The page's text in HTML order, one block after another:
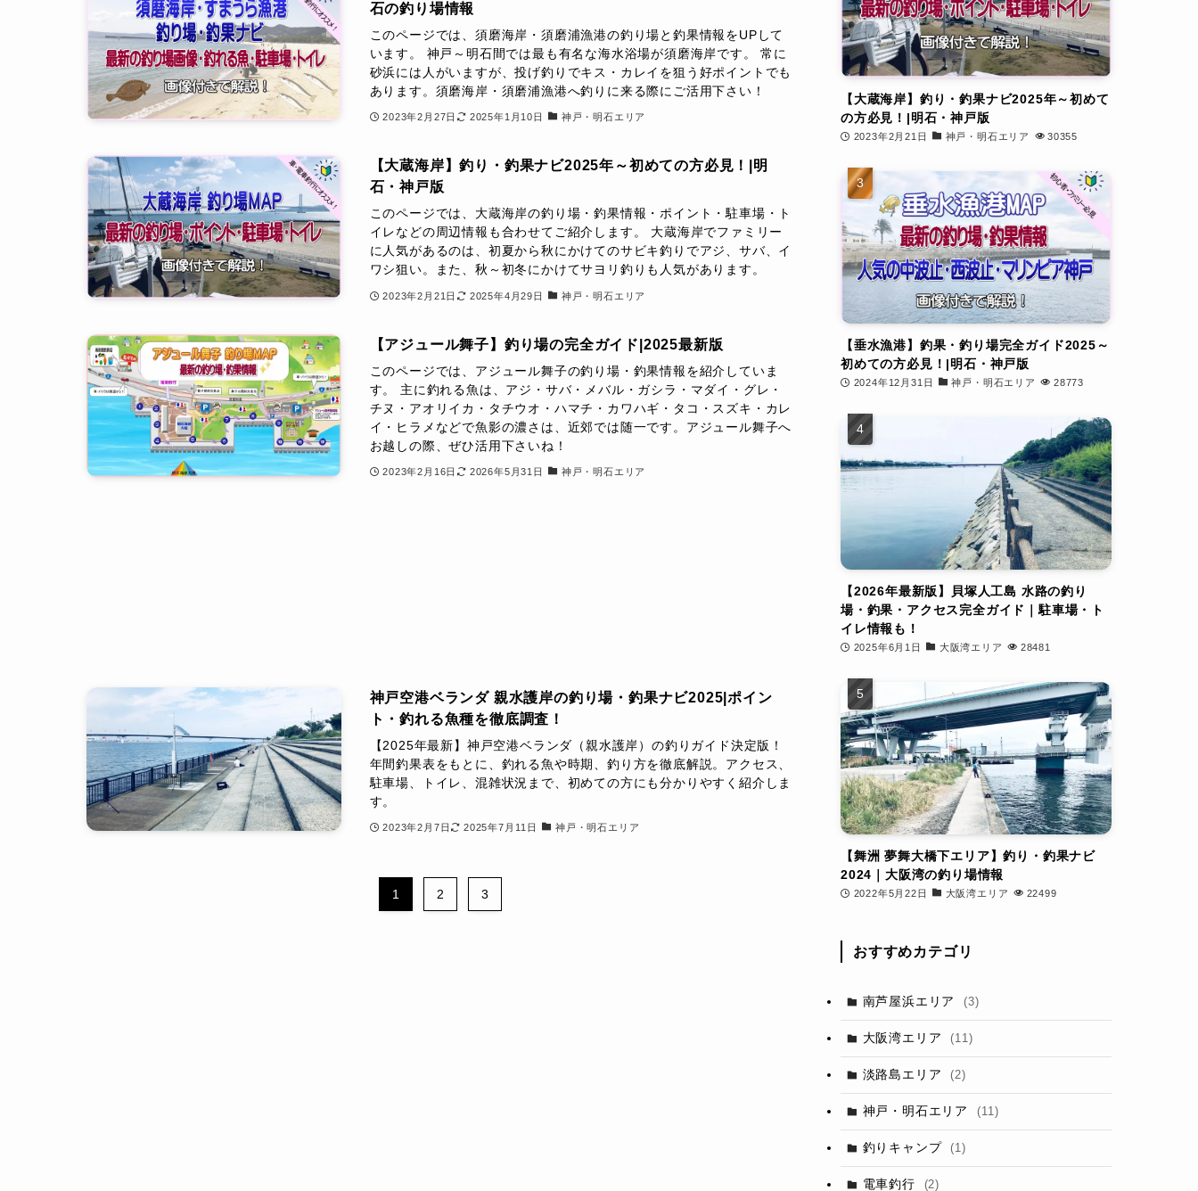
石の釣り場情報
このページでは、須磨海岸・須磨浦漁港の釣り場と釣果情報をUPして
います。 神戸～明石間では最も有名な海水浴場が須磨海岸です。 常に
砂浜には人がいますが、投げ釣りでキス・カレイを狙う好ポイントでも
あります。須磨海岸・須磨浦漁港へ釣りに来る際にご活用下さい！
2023年2月27日 2025年1月10日 神戸・明石エリア
【大蔵海岸】釣り・釣果ナビ2025年～初めての方必見！|明
石・神戸版
このページでは、大蔵海岸の釣り場・釣果情報・ポイント・駐車場・ト
イレなどの周辺情報も合わせてご紹介します。 大蔵海岸でファミリー
に人気があるのは、初夏から秋にかけてのサビキ釣りでアジ、サバ、イ
ワシ狙い。また、秋～初冬にかけてサヨリ釣りも人気があります。
2023年2月21日 2025年4月29日 神戸・明石エリア
【アジュール舞子】釣り場の完全ガイド|2025最新版
このページでは、アジュール舞子の釣り場・釣果情報を紹介していま
す。 主に釣れる魚は、アジ・サバ・メバル・ガシラ・マダイ・グレ・
チヌ・アオリイカ・タチウオ・ハマチ・カワハギ・タコ・スズキ・カレ
イ・ヒラメなどで魚影の濃さは、近郊では随一です。アジュール舞子へ
お越しの際、ぜひ活用下さいね！
2023年2月16日 2026年5月31日 神戸・明石エリア
神戸空港ベランダ 親水護岸の釣り場・釣果ナビ2025|ポイン
ト・釣れる魚種を徹底調査！
【2025年最新】神戸空港ベランダ（親水護岸）の釣りガイド決定版！
年間釣果表をもとに、釣れる魚や時期、釣り方を徹底解説。アクセス、
駐車場、トイレ、混雑状況まで、初めての方にも分かりやすく紹介しま
す。
2023年2月7日 2025年7月11日 神戸・明石エリア
1 2 3
【大蔵海岸】釣り・釣果ナビ2025年～初めて
の方必見！|明石・神戸版
2023年2月21日 神戸・明石エリア 30355
【垂水漁港】釣果・釣り場完全ガイド2025～
初めての方必見！|明石・神戸版
2024年12月31日 神戸・明石エリア 28773
【2026年最新版】貝塚人工島 水路の釣り
場・釣果・アクセス完全ガイド｜駐車場・ト
イレ情報も！
2025年6月1日 大阪湾エリア 28481
【舞洲 夢舞大橋下エリア】釣り・釣果ナビ
2024｜大阪湾の釣り場情報
2022年5月22日 大阪湾エリア 22499
おすすめカテゴリ
南芦屋浜エリア (3)
大阪湾エリア (11)
淡路島エリア (2)
神戸・明石エリア (11)
釣りキャンプ (1)
電車釣行 (2)